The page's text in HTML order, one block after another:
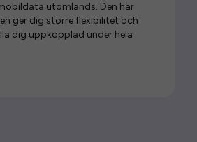
utomlands. Den här
ger dig större flexibilitet och
dig uppkopplad under hela